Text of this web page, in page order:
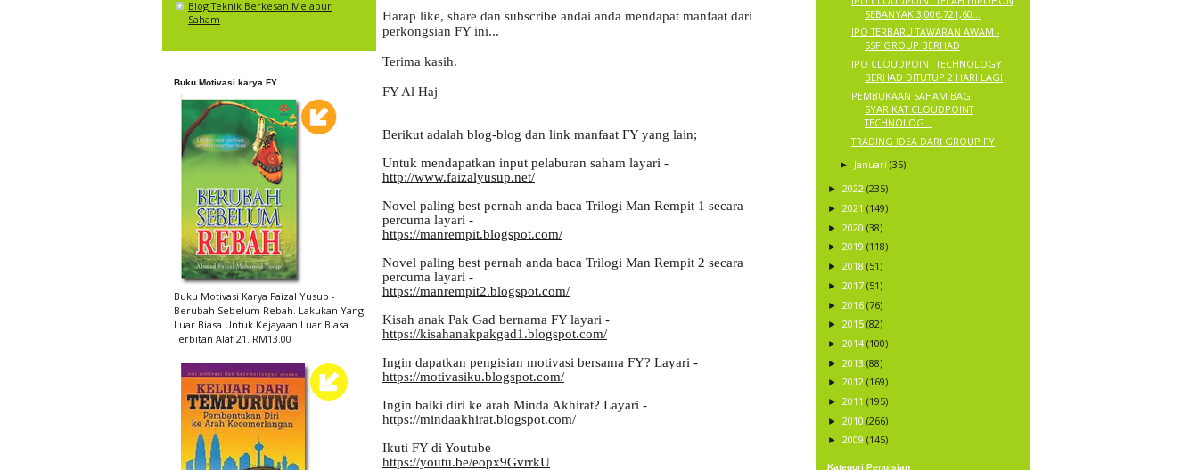
Blog Teknik Berkesan Melabur
Saham
Buku Motivasi karya FY
Buku Motivasi Karya Faizal Yusup -
Berubah Sebelum Rebah. Lakukan Yang
Luar Biasa Untuk Kejayaan Luar Biasa.
Terbitan Alaf 21. RM13.00
Harap like, share dan subscribe andai anda mendapat manfaat dari
perkongsian FY ini...
Terima kasih.
FY Al Haj
Berikut adalah blog-blog dan link manfaat FY yang lain;
Untuk mendapatkan input pelaburan saham layari -
http://www.faizalyusup.net/
Novel paling best pernah anda baca Trilogi Man Rempit 1 secara
percuma layari -
https://manrempit.blogspot.com/
Novel paling best pernah anda baca Trilogi Man Rempit 2 secara
percuma layari -
https://manrempit2.blogspot.com/
Kisah anak Pak Gad bernama FY layari -
https://kisahanakpakgad1.blogspot.com/
Ingin dapatkan pengisian motivasi bersama FY? Layari -
https://motivasiku.blogspot.com/
Ingin baiki diri ke arah Minda Akhirat? Layari -
https://mindaakhirat.blogspot.com/
Ikuti FY di Youtube
https://youtu.be/eopx9GvrrkU
SEBANYAK 3,006,721,60...
IPO TERBARU TAWARAN AWAM -
SSF GROUP BERHAD
IPO CLOUDPOINT TECHNOLOGY
BERHAD DITUTUP 2 HARI LAGI
PEMBUKAAN SAHAM BAGI
SYARIKAT CLOUDPOINT
TECHNOLOG...
TRADING IDEA DARI GROUP FY
► Januari (35)
► 2022 (235)
► 2021 (149)
► 2020 (38)
► 2019 (118)
► 2018 (51)
► 2017 (51)
► 2016 (76)
► 2015 (82)
► 2014 (100)
► 2013 (88)
► 2012 (169)
► 2011 (195)
► 2010 (266)
► 2009 (145)
Kategori Pengisian